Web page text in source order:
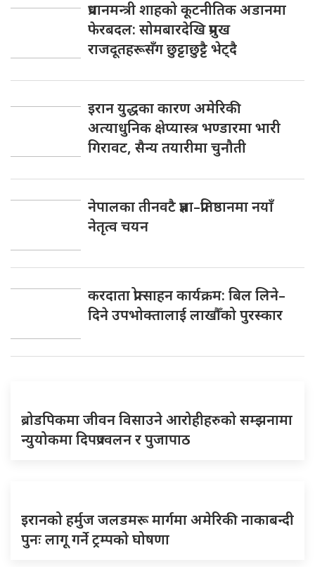
प्रधानमन्त्री शाहको कूटनीतिक अडानमा
फेरबदल: सोमबारदेखि प्रमुख
राजदूतहरूसँग छुट्टाछुट्टै भेट्दै
इरान युद्धका कारण अमेरिकी
अत्याधुनिक क्षेप्यास्त्र भण्डारमा भारी
गिरावट, सैन्य तयारीमा चुनौती
नेपालका तीनवटै प्रज्ञा–प्रतिष्ठानमा नयाँ
नेतृत्व चयन
करदाता प्रोत्साहन कार्यक्रम: बिल लिने–
दिने उपभोक्तालाई लाखौँको पुरस्कार
ब्रोडपिकमा जीवन विसाउने आरोहीहरुको सम्झनामा
न्युयोकमा दिपप्रज्वलन र पुजापाठ
इरानको हर्मुज जलडमरू मार्गमा अमेरिकी नाकाबन्दी
पुनः लागू गर्ने ट्रम्पको घोषणा